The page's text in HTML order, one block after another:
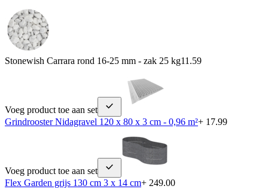
Stonewish Carrara rond 16-25 mm - zak 25 kg11.59
Voeg product toe aan set
Grindrooster Nidagravel 120 x 80 x 3 cm - 0,96 m²+ 17.99
Voeg product toe aan set
Flex Garden grijs 130 cm 3 x 14 cm+ 249.00